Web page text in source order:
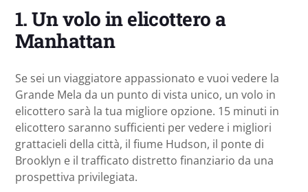
1. Un volo in elicottero a
Manhattan
Se sei un viaggiatore appassionato e vuoi vedere la
Grande Mela da un punto di vista unico, un volo in
elicottero sarà la tua migliore opzione. 15 minuti in
elicottero saranno sufficienti per vedere i migliori
grattacieli della città, il fiume Hudson, il ponte di
Brooklyn e il trafficato distretto finanziario da una
prospettiva privilegiata.